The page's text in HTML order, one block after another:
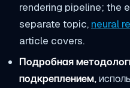
rendering pipeline; the
separate topic, neural
article covers.
Подробная
подкреплением,